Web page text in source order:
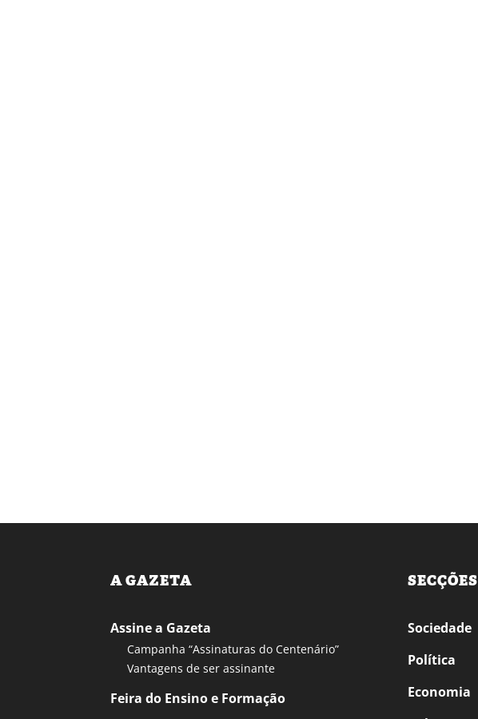
A GAZETA
Assine a Gazeta
Campanha “Assinaturas do Centenário”
Vantagens de ser assinante
Feira do Ensino e Formação
SECÇÕES
Sociedade
Política
Economia